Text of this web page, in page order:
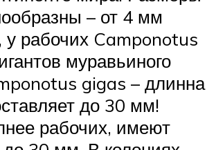
– от 4 мм
у рабочих Camponotus
муравьиного
gigas – длинна
до 30 мм!
рабочих, имеют